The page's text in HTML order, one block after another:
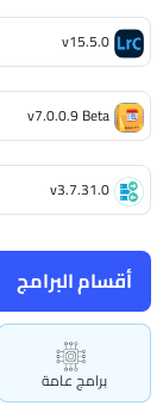
أقسام البرامج
برامج عامة
v15.5.0
v7.0.0.9 Beta
v3.7.31.0